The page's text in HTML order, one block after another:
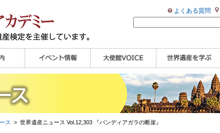
よくある質問
ル
ジ 講演会
大使館セミナー
展示会
講座・セミナー
ツアー情報
イベントレポート 研究員ブログ
マイスターのささや
き
WHAフォトギャラリ
ー
世界遺産応援ブログ
世界遺産検定公式
HP
学習アシスト動画
世界遺産ナビ
【pamon】
ス > 世界遺産ニュース Vol.12,303 『バンディアガラの断崖』